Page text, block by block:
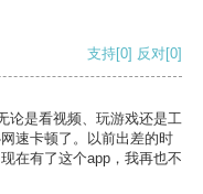
支持[0] 反对[0]
论是看视频、玩游戏还是工
速卡顿了。以前出差的时
在有了这个app，我再也不